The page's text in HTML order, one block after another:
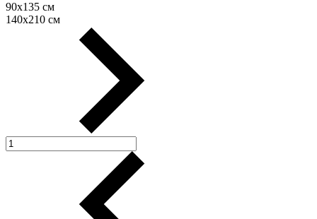
90х135 см
140х210 см